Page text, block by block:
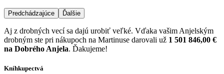
Predchádzajúce Ďalšie
Aj z drobných vecí sa dajú urobiť veľké. Vďaka vašim Anjelským
drobným ste pri nákupoch na Martinuse darovali už 1 501 846,00 €
na Dobrého Anjela. Ďakujeme!
Kníhkupectvá